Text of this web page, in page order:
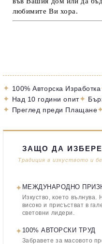
любимите Ви хора.
✦ 100% Авторска Изработка
✦ Над 10 години опит✦
✦ Преглед преди Плащане
ЗАЩО ДА
Традиция в изкуството и
✦ МЕЖДУНАРОДНО
Изкуство, което
високо и присъстват в
световни лидери.
✦ 100% АВТОРСКИ ТРУД
Забравете за масовото